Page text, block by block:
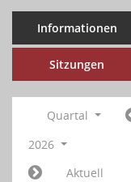
Informationen
Sitzungen
Quartal
2026
Aktuell